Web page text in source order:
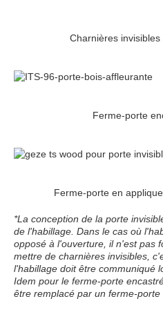
Charnières
Ferme-porte
Ferme-porte en
*La conception de la porte
de l'habillage. Dans le cas où
opposé à l'ouverture, il n'est pas
mettre de charnières invisibles,
l'habillage doit être communiqué
Idem pour le ferme-porte
être remplacé par un ferme-porte